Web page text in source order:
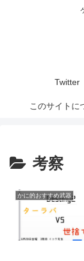
Twitter
このサイトに
考察
かに的おすすめ武器